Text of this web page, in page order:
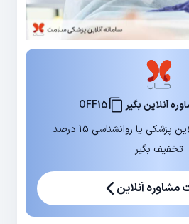
آنلاین بگیر
OFF15
در اولین مشاوره آنلاین پزشکی یا روانشناسی 15 درصد
تخفیف بگیر
مشاوره آنلاین